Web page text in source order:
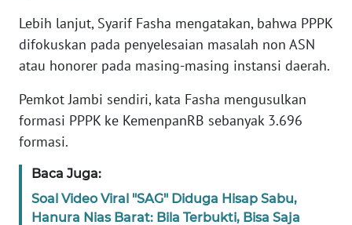
Lebih lanjut, Syarif Fasha mengatakan, bahwa PPPK
difokuskan pada penyelesaian masalah non ASN
atau honorer pada masing-masing instansi daerah.
Pemkot Jambi sendiri, kata Fasha mengusulkan
formasi PPPK ke KemenpanRB sebanyak 3.696
formasi.
Baca Juga:
Soal Video Viral "SAG" Diduga Hisap Sabu,
Hanura Nias Barat: Bila Terbukti, Bisa Saja
JABAR
WN
BANTEN
WN
NTT
WN